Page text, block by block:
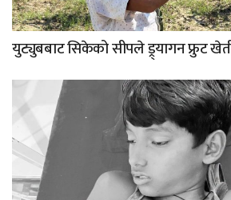
युट्युबबाट सिकेको सीपले ड्र्यागन फ्रुट